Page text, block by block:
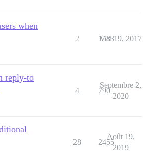
when
2 1583
Mai 19, 2017
reply-to
4 790
Septembre 2,
2020
28 2455
Août 19,
2019